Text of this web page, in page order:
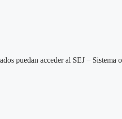
puedan acceder al SEJ – Sistema